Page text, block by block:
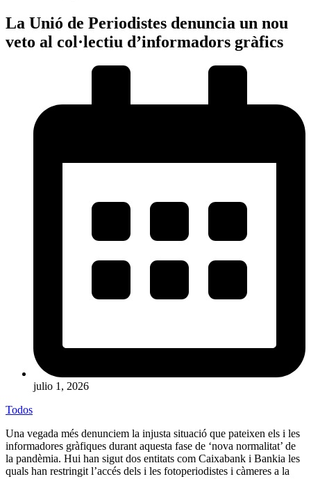
La Unió de Periodistes denuncia un nou
veto al col·lectiu d’informadors gràfics
julio 1, 2026
Todos
Una vegada més denunciem la injusta situació que pateixen els i les
informadores gràfiques durant aquesta fase de ‘nova normalitat’ de
la pandèmia. Hui han sigut dos entitats com Caixabank i Bankia les
quals han restringit l’accés dels i les fotoperiodistes i càmeres a la